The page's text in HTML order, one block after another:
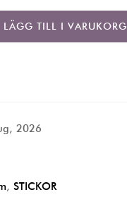
LÄGG TILL I VARUKORG
2026
, STICKOR